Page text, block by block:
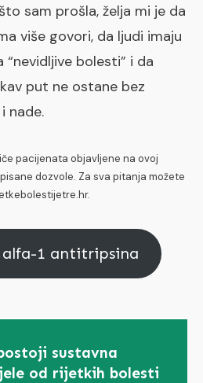
sam prošla, želja mi je da
više govori, da ljudi imaju
“nevidljive bolesti” i da
put ne ostane bez
nade.
pacijenata objavljene na ovoj
dozvole. Za sva pitanja možete
1 antitripsina
sustavna
od rijetkih bolesti